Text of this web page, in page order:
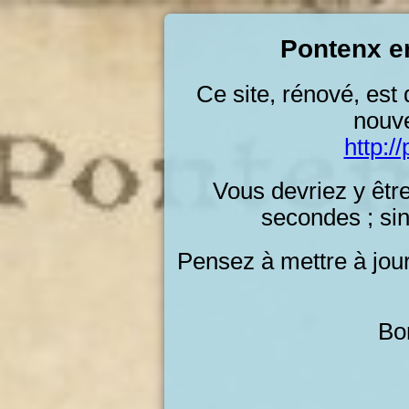
Pontenx
Ce site, rénové, est
Vous devriez y
secondes ;
Pensez à mettre à